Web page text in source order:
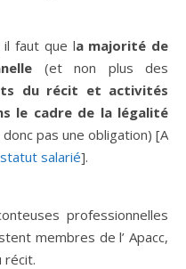
il faut que la majorité de
(et non plus des
du récit et activités
le cadre de la légalité
pas une obligation) [A
salarié].
professionnelles
membres de l’ Apacc,
récit.